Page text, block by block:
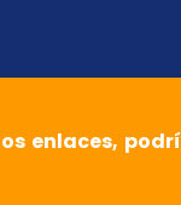
enlaces,